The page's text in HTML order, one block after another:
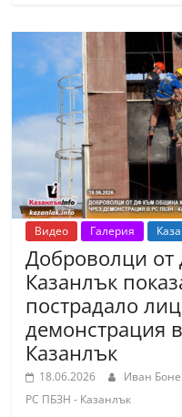
Видео Галерия
Доброволци
Казанлък
пострадало
демонстрация
Казанлък
18.06.2026 Иван
РС ПБЗН - Казанлък